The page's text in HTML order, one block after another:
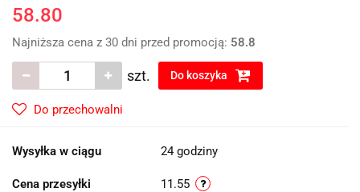
58.80
Najniższa cena z 30 dni przed promocją: 58.8
szt. Do koszyka
Do przechowalni
Wysyłka w ciągu 24 godziny
Cena przesyłki 11.55